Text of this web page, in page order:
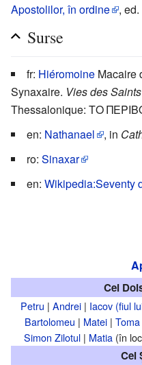
Apostolilor, în ordine
,
Surse
fr: Hiéromoine Macaire
Synaxaire. Vies des
Thessalonique: ΤΟ
en: Nathanael , in
ro: Sinaxar
en: Wikipedia:Seventy
Cei
Petru | Andrei| Iacov (fiul
Bartolomeu | Matei| Toma
Simon Zilotul | Matia (în
Cei